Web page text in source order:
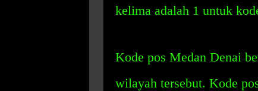
kelima adalah 1 untuk
Kode pos Medan Denai
wilayah tersebut. Kode